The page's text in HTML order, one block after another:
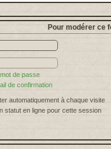
Pour modérer ce
de passe
de confirmation
automatiquement à chaque visite
statut en ligne pour cette session